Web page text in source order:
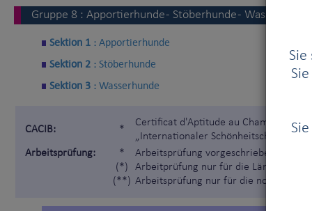
Sie
Gruppe 8 : Apportierhunde - Stöberhunde - Wasserhunde
Sektion 1 : Apportierhunde
Sektion 2 : Stöberhunde
Sektion 3 : Wasserhunde
CACIB: *
Certificat d'Aptitude au Championnat
„Internationaler Schönheitschampion“)
Arbeitsprüfung:
*
(*)
(**)
Arbeitsprüfung vorgeschrieben
Arbeitprüfung nur für die Länder, die
Arbeitsprüfung nur für die nordischen